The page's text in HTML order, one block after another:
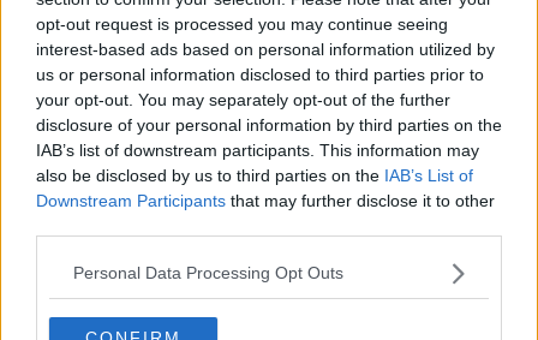
opt-out request is processed you may continue seeing
interest-based ads based on personal information utilized by
us or personal information disclosed to third parties prior to
your opt-out. You may separately opt-out of the further
disclosure of your personal information by third parties on the
IAB’s list of downstream participants. This information may
also be disclosed by us to third parties on the IAB’s List of
Downstream Participants that may further disclose it to other
Personal Data Processing Opt Outs
AREZZO E PROVINCIA —Sono 26 i casi Covid rilevati nelle ultime
25 ore in provincia di Arezzo, ieri erano stati 25. Un decesso.
Il dato arriva dal report quotidiano diffuso dalla Regione Toscana.